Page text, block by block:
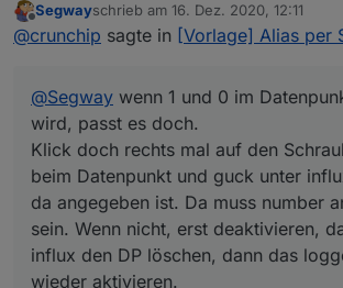
Klick doch rechts mal auf den
beim Datenpunkt und guck unter
DP löschen, dann das loggen
aktivieren.
Segwayschrieb am 16. Dez. 2020, 12:11
zuletzt editiert von
@crunchip sagte in [Vorlage] Alias per
@Segway wenn 1 und 0 im
wird, passt es doch.
Klick doch rechts mal auf den
beim Datenpunkt und guck unter
da angegeben ist. Da muss number
sein. Wenn nicht, erst deaktivieren,
influx den DP löschen, dann das
wieder aktivieren.